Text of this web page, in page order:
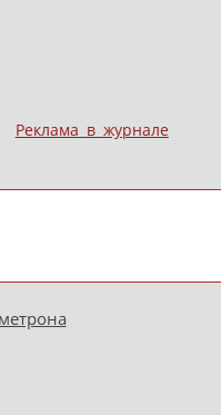
Реклама в журнале